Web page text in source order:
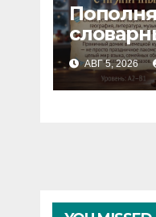
АВГ 5, 2026